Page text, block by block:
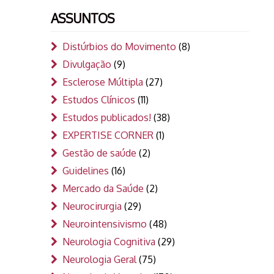
ASSUNTOS
Distúrbios do Movimento (8)
Divulgação (9)
Esclerose Múltipla (27)
Estudos Clínicos (11)
Estudos publicados! (38)
EXPERTISE CORNER (1)
Gestão de saúde (2)
Guidelines (16)
Mercado da Saúde (2)
Neurocirurgia (29)
Neurointensivismo (48)
Neurologia Cognitiva (29)
Neurologia Geral(75)